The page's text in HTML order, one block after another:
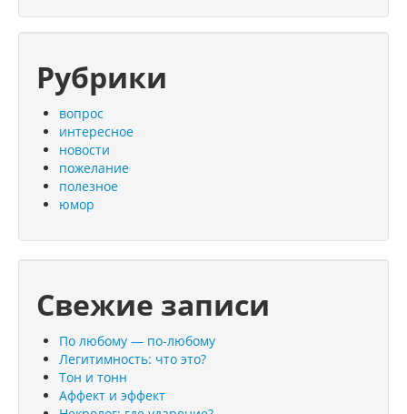
Рубрики
вопрос
интересное
новости
пожелание
полезное
юмор
Свежие записи
По любому — по-любому
Легитимность: что это?
Тон и тонн
Аффект и эффект